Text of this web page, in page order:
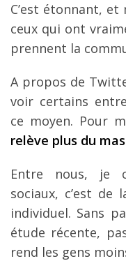
C’est étonnant,
ceux qui ont
prennent la
A propos de
voir certains
ce moyen. Pour
relève plus du
Entre nous, je
sociaux, c’est
individuel. Sans
étude récente,
rend les gens